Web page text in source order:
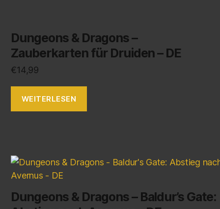
Dungeons & Dragons –
Zauberkarten für Druiden – DE
€14,99
WEITERLESEN
Dungeons & Dragons – Baldur’s Gate: